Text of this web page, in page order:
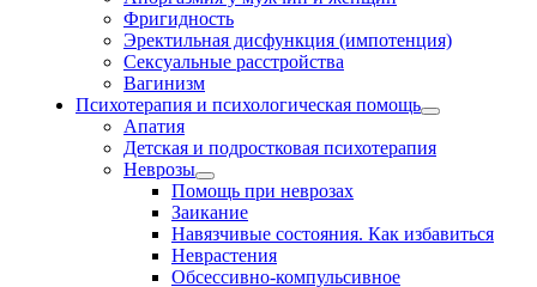
Фригидность
Эректильная дисфункция (импотенция)
Сексуальные расстройства
Вагинизм
Психотерапия и психологическая помощь
Апатия
Детская и подростковая психотерапия
Неврозы
Помощь при неврозах
Заикание
Навязчивые состояния. Как избавиться
Неврастения
Обсессивно-компульсивное